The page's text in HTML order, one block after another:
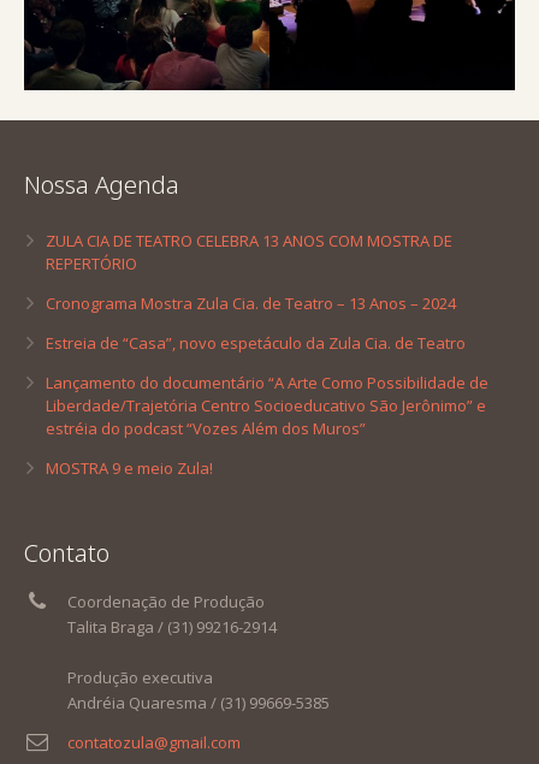
Nossa Agenda
ZULA CIA DE TEATRO CELEBRA 13 ANOS COM MOSTRA DE
REPERTÓRIO
Cronograma Mostra Zula Cia. de Teatro – 13 Anos – 2024
Estreia de “Casa”, novo espetáculo da Zula Cia. de Teatro
Lançamento do documentário “A Arte Como Possibilidade de
Liberdade/Trajetória Centro Socioeducativo São Jerônimo” e
estréia do podcast “Vozes Além dos Muros”
MOSTRA 9 e meio Zula!
Contato
Coordenação de Produção
Talita Braga / (31) 99216-2914
Produção executiva
Andréia Quaresma / (31) 99669-5385
contatozula@gmail.com